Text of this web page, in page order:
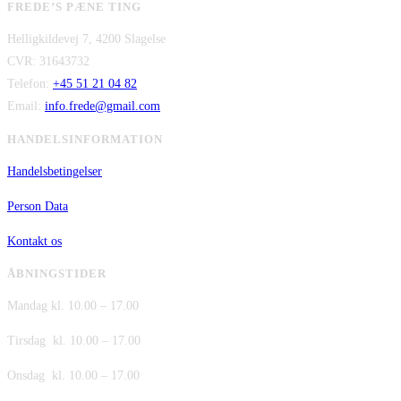
FREDE’S PÆNE TING
Helligkildevej 7, 4200 Slagelse
CVR: 31643732
Telefon: +45 51 21 04 82
Email: info.frede@gmail.com
HANDELSINFORMATION
Handelsbetingelser
Person Data
Kontakt os
ÅBNINGSTIDER
Mandag kl. 10.00 – 17.00
Tirsdag kl. 10.00 – 17.00
Onsdag kl. 10.00 – 17.00